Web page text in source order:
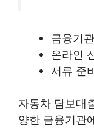
금융기
온라인
서류 준
자동차 담보대
양한 금융기관